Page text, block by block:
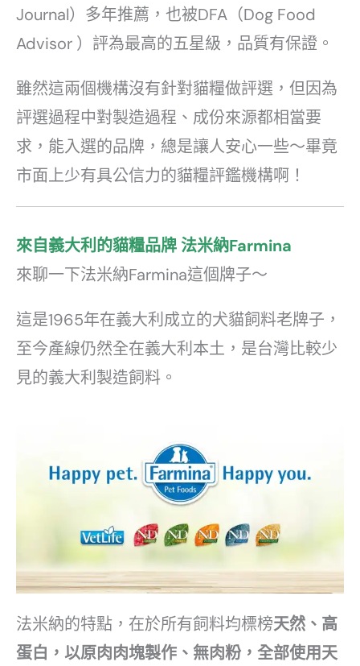
Journal）多年推薦，也被DFA（Dog Food
Advisor ）評為最高的五星級，品質有保證。
雖然這兩個機構沒有針對貓糧做評選，但因為
評選過程中對製造過程、成份來源都相當要
求，能入選的品牌，總是讓人安心一些～畢竟
市面上少有具公信力的貓糧評鑑機構啊！
來自義大利的貓糧品牌 法米納Farmina
來聊一下法米納Farmina這個牌子～
這是1965年在義大利成立的犬貓飼料老牌子，
至今產線仍然全在義大利本土，是台灣比較少
見的義大利製造飼料。
法米納的特點，在於所有飼料均標榜天然、高
蛋白，以原肉肉塊製作、無肉粉，全部使用天